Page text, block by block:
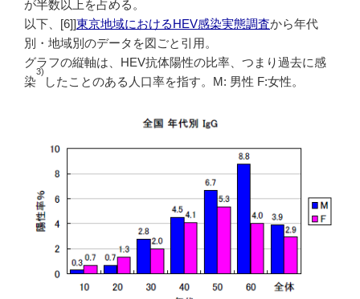
が半数以上を占める。
以下、[6]]東京地域におけるHEV感染実態調査から年代
別・地域別のデータを図ごと引用。
グラフの縦軸は、HEV抗体陽性の比率、つまり過去に感
染
3)
したことのある人口率を指す。M: 男性 F:女性。